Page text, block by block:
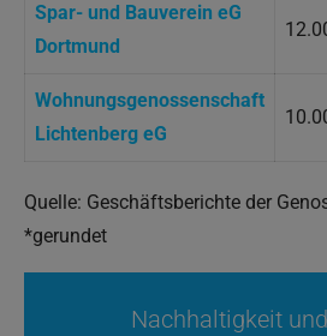
Spar- und Bauverein eG
Dortmund
Wohnungsgenossenschaft
Lichtenberg eG
Quelle: Geschäftsberichte der
*gerundet
Nachhaltigkeit